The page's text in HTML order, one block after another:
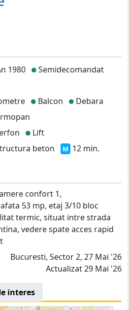
1980
Semidecomandat
Balcon
Debara
Lift
beton M 12 min.
confort 1,
53 mp, etaj 3/10 bloc
termic, situat intre strada
vedere spate acces rapid
Bucuresti, Sector 2, 27 Mai '26
Actualizat 29 Mai '26
interes